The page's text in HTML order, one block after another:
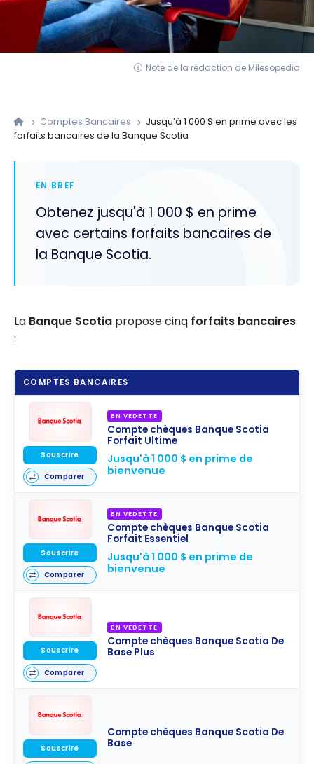
Note de la rédaction de Milesopedia
Comptes Bancaires
Jusqu’à 1 000 $ en prime avec les
forfaits bancaires de la Banque Scotia
EN BREF
Obtenez jusqu'à 1 000 $ en prime
avec certains forfaits bancaires de
la Banque Scotia.
La Banque Scotia propose cinq forfaits bancaires
:
COMPTES BANCAIRES
EN VEDETTE
Compte chèques Banque Scotia
Forfait Ultime
Jusqu'à 1 000 $ en prime de
bienvenue
Souscrire
Comparer
EN VEDETTE
Compte chèques Banque Scotia
Forfait Essentiel
Jusqu'à 1 000 $ en prime de
bienvenue
Souscrire
Comparer
EN VEDETTE
Compte chèques Banque Scotia De
Base Plus
Souscrire
Comparer
Compte chèques Banque Scotia De
Base
Souscrire